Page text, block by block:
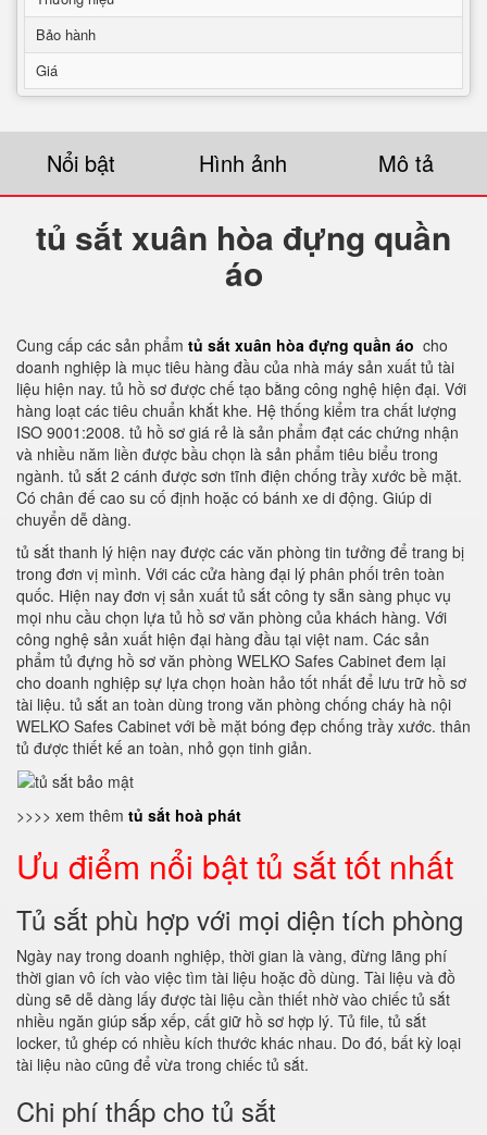
Bảo hành
Giá
Nổi bật Hình ảnh Mô tả
tủ sắt xuân hòa đựng quần
áo
Cung cấp các sản phẩm tủ sắt xuân hòa đựng quần áo cho
doanh nghiệp là mục tiêu hàng đầu của nhà máy sản xuất tủ tài
liệu hiện nay. tủ hồ sơ được chế tạo bằng công nghệ hiện đại. Với
hàng loạt các tiêu chuẩn khắt khe. Hệ thống kiểm tra chất lượng
ISO 9001:2008. tủ hồ sơ giá rẻ là sản phẩm đạt các chứng nhận
và nhiều năm liền được bầu chọn là sản phẩm tiêu biểu trong
ngành. tủ sắt 2 cánh được sơn tĩnh điện chống trầy xước bề mặt.
Có chân đế cao su cố định hoặc có bánh xe di động. Giúp di
chuyển dễ dàng.
tủ sắt thanh lý hiện nay được các văn phòng tin tưởng để trang bị
trong đơn vị mình. Với các cửa hàng đại lý phân phối trên toàn
quốc. Hiện nay đơn vị sản xuất tủ sắt công ty sẵn sàng phục vụ
mọi nhu cầu chọn lựa tủ hồ sơ văn phòng của khách hàng. Với
công nghệ sản xuất hiện đại hàng đầu tại việt nam. Các sản
phẩm tủ đựng hồ sơ văn phòng WELKO Safes Cabinet đem lại
cho doanh nghiệp sự lựa chọn hoàn hảo tốt nhất để lưu trữ hồ sơ
tài liệu. tủ sắt an toàn dùng trong văn phòng chống cháy hà nội
WELKO Safes Cabinet với bề mặt bóng đẹp chống trầy xước. thân
tủ được thiết kế an toàn, nhỏ gọn tinh giản.
>>>> xem thêm tủ sắt hoà phát
Ưu điểm nổi bật tủ sắt tốt nhất
Tủ sắt phù hợp với mọi diện tích phòng
Ngày nay trong doanh nghiệp, thời gian là vàng, đừng lãng phí
thời gian vô ích vào việc tìm tài liệu hoặc đồ dùng. Tài liệu và đồ
dùng sẽ dễ dàng lấy được tài liệu cần thiết nhờ vào chiếc tủ sắt
nhiều ngăn giúp sắp xếp, cất giữ hồ sơ hợp lý. Tủ file, tủ sắt
locker, tủ ghép có nhiều kích thước khác nhau. Do đó, bất kỳ loại
tài liệu nào cũng để vừa trong chiếc tủ sắt.
Chi phí thấp cho tủ sắt